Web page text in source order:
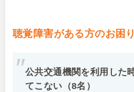
聴覚障害がある方のお困
公共交通機関を利用した
てこない（8名）